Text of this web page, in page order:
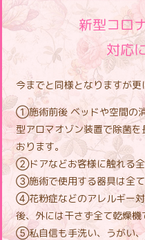
新型コロ
対応
今までと同様となりますが更
①施術前後 ベッドや空間の
型アロマオゾン装置で除菌
おります。
②ドアなどお客様に触れる
③施術で使用する器具は全て
④花粉症などのアレルギー
後、外には干さず全て乾燥機
⑤私自信も手洗い、うがい